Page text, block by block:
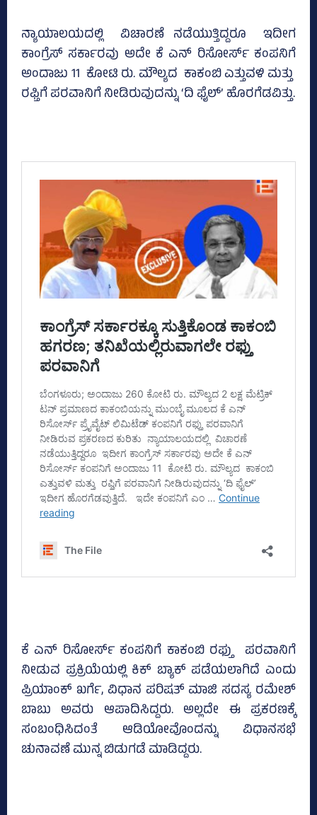
ನ್ಯಾಯಾಲಯದಲ್ಲಿ ವಿಚಾರಣೆ ನಡೆಯುತ್ತಿದ್ದರೂ ಇದೀಗ
ಕಾಂಗ್ರೆಸ್‌ ಸರ್ಕಾರವು ಅದೇ ಕೆ ಎನ್‌ ರಿಸೋರ್ಸ್‌ ಕಂಪನಿಗೆ
ಅಂದಾಜು 11 ಕೋಟಿ ರು. ಮೌಲ್ಯದ ಕಾಕಂಬಿ ಎತ್ತುವಳಿ ಮತ್ತು
ರಫ್ತಿಗೆ ಪರವಾನಿಗೆ ನೀಡಿರುವುದನ್ನು ‘ದಿ ಫೈಲ್‌’ ಹೊರಗೆಡವಿತ್ತು.
ಕೆ ಎನ್‌ ರಿಸೋರ್ಸ್‌ ಕಂಪನಿಗೆ ಕಾಕಂಬಿ ರಫ್ತು ಪರವಾನಿಗೆ
ನೀಡುವ ಪ್ರಕ್ರಿಯೆಯಲ್ಲಿ ಕಿಕ್‌ ಬ್ಯಾಕ್‌ ಪಡೆಯಲಾಗಿದೆ ಎಂದು
ಪ್ರಿಯಾಂಕ್‌ ಖರ್ಗೆ, ವಿಧಾನ ಪರಿಷತ್‌ ಮಾಜಿ ಸದಸ್ಯ ರಮೇಶ್‌
ಬಾಬು ಅವರು ಆಪಾದಿಸಿದ್ದರು. ಅಲ್ಲದೇ ಈ ಪ್ರಕರಣಕ್ಕೆ
ಸಂಬಂಧಿಸಿದಂತೆ ಆಡಿಯೋವೊಂದನ್ನು ವಿಧಾನಸಭೆ
ಚುನಾವಣೆ ಮುನ್ನ ಬಿಡುಗಡೆ ಮಾಡಿದ್ದರು.